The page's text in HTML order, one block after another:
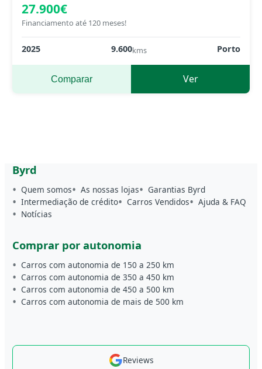
27.900€
Financiamento até 120 meses!
2025 9.600kms Porto
Comparar Ver
Byrd
Quem somos As nossas lojas
Garantias Byrd
Intermediação de crédito
Carros Vendidos
Ajuda & FAQ
Notícias
Comprar por autonomia
Carros com autonomia de 150 a 250 km
Carros com autonomia de 350 a 450 km
Carros com autonomia de 450 a 500 km
Carros com autonomia de mais de 500 km
Reviews